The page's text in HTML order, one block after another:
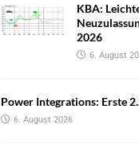
KBA:
2026
6. August
Power Integrations: Erste
6. August 2026